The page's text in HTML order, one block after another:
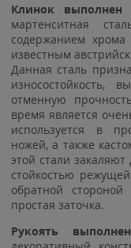
Клинок выполнен
мартенситная
содержанием
известным
Данная сталь
износостойкость,
отменную
время является
используется в
ножей, а также
этой стали
стойкостью
обратной стороной
простая заточка.
Рукоять